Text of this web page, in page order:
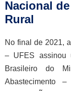
Nacional
Rural
No final de 2021,
– UFES assinou
Brasileiro do
Abastecimento